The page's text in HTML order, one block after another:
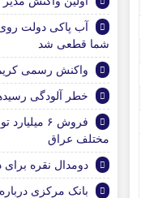
آب پاکی دولت
شما قطعی شد
واکنش رسمی کریم
خطر آلودگی
فروش ۶
مختلف عراق
دومدال نقره
بانک مرکزی